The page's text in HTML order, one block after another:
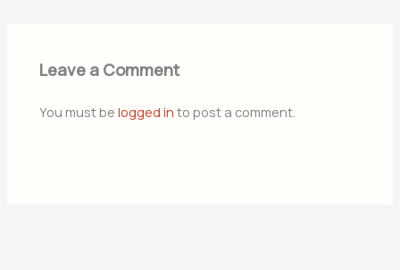
Leave a Comment
You must belogged in to post a comment.